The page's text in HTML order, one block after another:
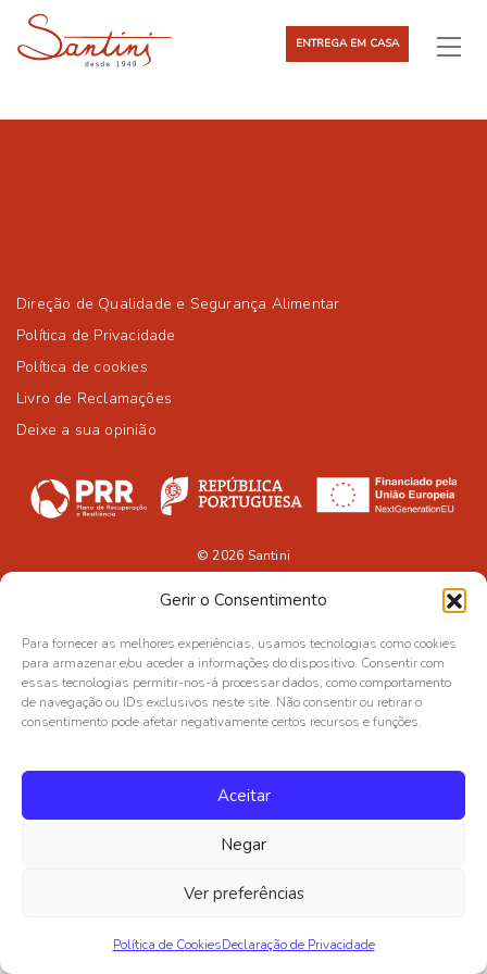
Gerir o Consentimento
Para fornecer as melhores experiências, usamos tecnologias como cookies
para armazenar e/ou aceder a informações do dispositivo. Consentir com
essas tecnologias permitir-nos-á processar dados, como comportamento
de navegação ou IDs exclusivos neste site. Não consentir ou retirar o
consentimento pode afetar negativamente certos recursos e funções.
Aceitar
Negar
Ver preferências
Política de CookiesDeclaração de Privacidade
ENTREGA EM CASA
Direção de Qualidade e Segurança Alimentar
Política de Privacidade
Política de cookies
Livro de Reclamações
Deixe a sua opinião
© 2026 Santini